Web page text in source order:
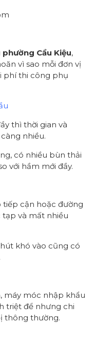
phường Cầu Kiệu,
vì sao mỗi đơn vị
phí thi công phụ
thì thời gian và
nhiều.
có nhiều bùn thải
với hầm mới đầy.
cận hoặc đường
tạp và mất nhiều
khó vào cũng có
máy móc nhập khẩu
triệt để nhưng chi
thông thường.